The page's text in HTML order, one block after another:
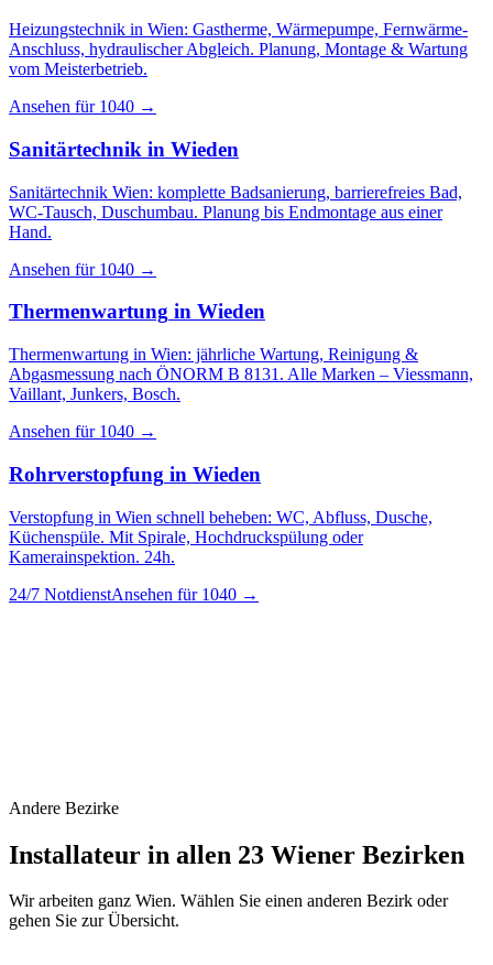
Heizungstechnik in Wien: Gastherme, Wärmepumpe, Fernwärme-
Anschluss, hydraulischer Abgleich. Planung, Montage & Wartung
vom Meisterbetrieb.
Ansehen für 1040 →
Sanitärtechnik in Wieden
Sanitärtechnik Wien: komplette Badsanierung, barrierefreies Bad,
WC-Tausch, Duschumbau. Planung bis Endmontage aus einer
Hand.
Ansehen für 1040 →
Thermenwartung in Wieden
Thermenwartung in Wien: jährliche Wartung, Reinigung &
Abgasmessung nach ÖNORM B 8131. Alle Marken – Viessmann,
Vaillant, Junkers, Bosch.
Ansehen für 1040 →
Rohrverstopfung in Wieden
Verstopfung in Wien schnell beheben: WC, Abfluss, Dusche,
Küchenspüle. Mit Spirale, Hochdruckspülung oder
Kamerainspektion. 24h.
24/7 NotdienstAnsehen für 1040 →
Andere Bezirke
Installateur in allen 23 Wiener Bezirken
Wir arbeiten ganz Wien. Wählen Sie einen anderen Bezirk oder
gehen Sie zur Übersicht.